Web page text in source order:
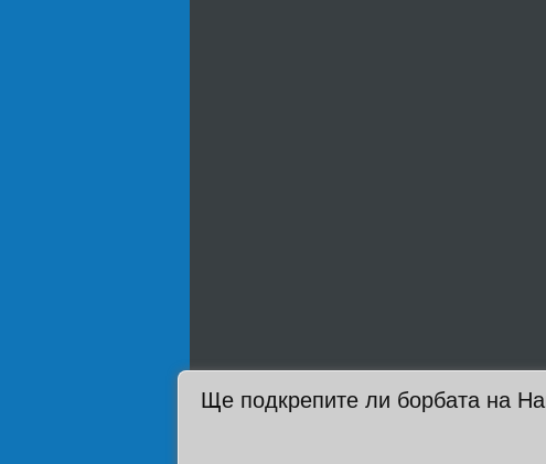
Ще подкрепите ли борбата на